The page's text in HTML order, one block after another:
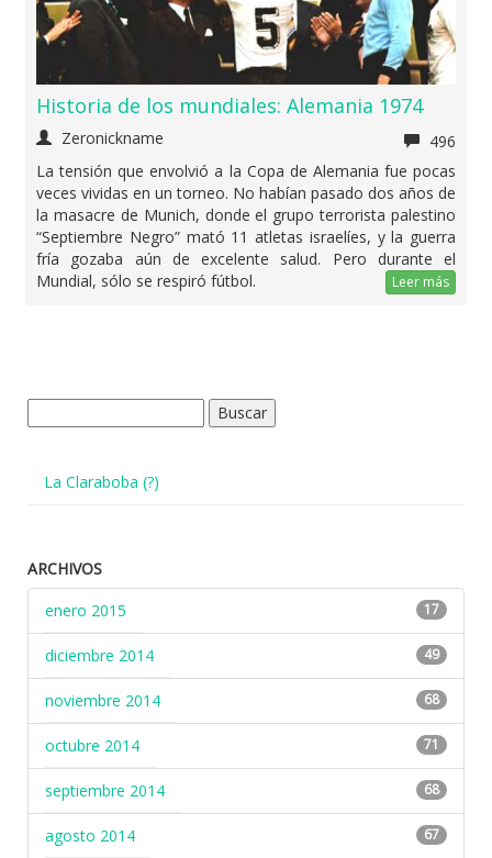
Historia de los mundiales: Alemania 1974
Zeronickname
496
La tensión que envolvió a la Copa de Alemania fue pocas
veces vividas en un torneo. No habían pasado dos años de
la masacre de Munich, donde el grupo terrorista palestino
“Septiembre Negro” mató 11 atletas israelíes, y la guerra
fría gozaba aún de excelente salud. Pero durante el
Mundial, sólo se respiró fútbol.
Leer más
La Claraboba (?)
ARCHIVOS
enero 2015
17
diciembre 2014 49
noviembre 2014 68
octubre 2014 71
septiembre 2014 68
agosto 2014 67